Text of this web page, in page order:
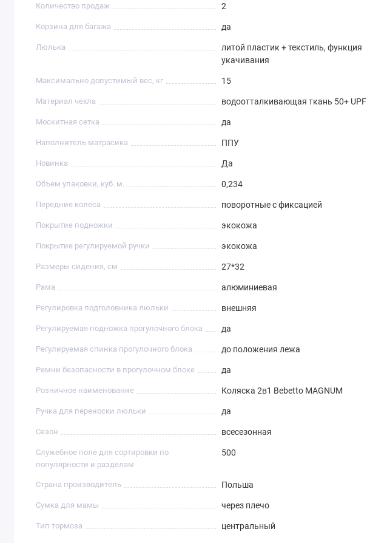
Количество продаж 2
Корзина для багажа да
Люлька
литой пластик + текстиль, функция
укачивания
Максимально допустимый вес, кг 15
Материал чехла водоотталкивающая ткань 50+ UPF
Москитная сетка да
Наполнитель матрасика ППУ
Новинка Да
Объем упаковки, куб. м. 0,234
Передние колеса поворотные с фиксацией
Покрытие подножки экокожа
Покрытие регулируемой ручки экокожа
Размеры сидения, см 27*32
Рама алюминиевая
Регулировка подголовника люльки внешняя
Регулируемая подножка прогулочного блока да
Регулируемая спинка прогулочного блока до положения лежа
Ремни безопасности в прогулочном блоке да
Розничное наименование Коляска 2в1 Bebetto MAGNUM
Ручка для переноски люльки да
Сезон всесезонная
Служебное поле для сортировки по
популярности и разделам
500
Страна производитель Польша
Сумка для мамы через плечо
Тип тормоза центральный